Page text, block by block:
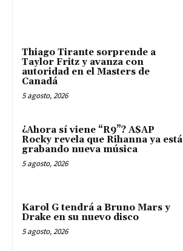
Thiago Tirante sorprende a
Taylor Fritz y avanza con
autoridad en el Masters de
Canadá
5 agosto, 2026
¿Ahora sí viene “R9”? A$AP
Rocky revela que Rihanna ya está
grabando nueva música
5 agosto, 2026
Karol G tendrá a Bruno Mars y
Drake en su nuevo disco
5 agosto, 2026